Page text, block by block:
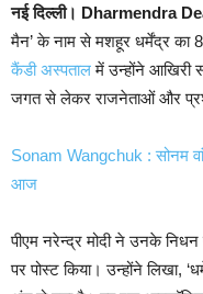
नई दिल्ली। Dharmendra
मैन’ के नाम से मशहूर धर्मेंद्र का
कैंडी अस्पतालमें उन्होंने आखिरी
जगत से लेकर राजनेताओं और
Sonam Wangchuk : सोनम
आज
पीएम नरेन्द्र मोदी ने उनके
पर पोस्ट किया। उन्होंने लिखा,